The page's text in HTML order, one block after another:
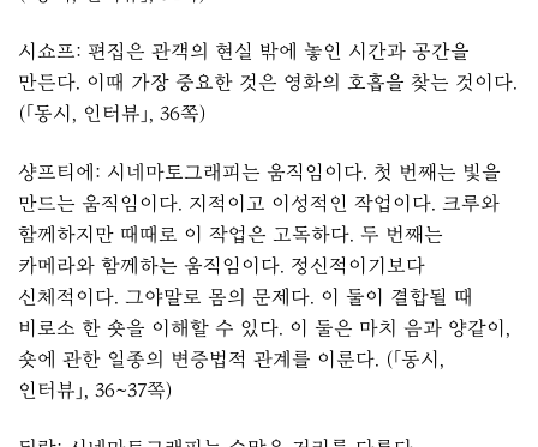
시쇼프: 편집은 관객의 현실 밖에 놓인 시간과 공간을
만든다. 이때 가장 중요한 것은 영화의 호흡을 찾는 것이다.
(「동시, 인터뷰」, 36쪽)
샹프티에: 시네마토그래피는 움직임이다. 첫 번째는 빛을
만드는 움직임이다. 지적이고 이성적인 작업이다. 크루와
함께하지만 때때로 이 작업은 고독하다. 두 번째는
카메라와 함께하는 움직임이다. 정신적이기보다
신체적이다. 그야말로 몸의 문제다. 이 둘이 결합될 때
비로소 한 숏을 이해할 수 있다. 이 둘은 마치 음과 양같이,
숏에 관한 일종의 변증법적 관계를 이룬다. (「동시,
인터뷰」, 36~37쪽)